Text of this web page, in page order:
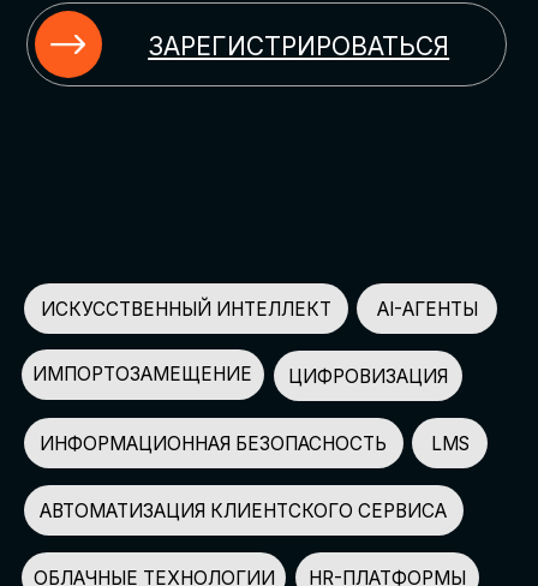
ИСКУССТВЕННЫЙ ИНТЕЛЛЕКТ
НЕЙРОСЕТИ ДЛЯ БИЗНЕСА
КЭДО
ЦИФРОВИЗАЦИЯ
АВТОМАТИЗАЦИЯ HR
АВТОМАТИЗАЦИЯ МАРКЕТИНГА И ПРОДАЖ
AI-АССИСТЕНТЫ
ЧАТ-БОТЫ
ИМПОРТОЗАМЕЩЕНИЕ
СПИКЕРОВ
150+